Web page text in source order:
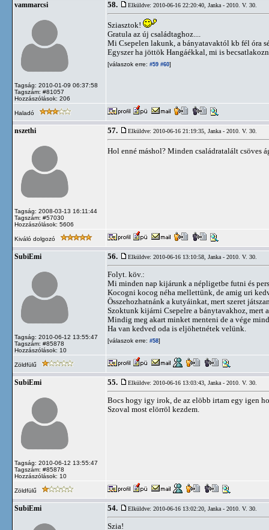
vammarcsi
Tagság: 2010-01-09 06:37:58
Tagszám: #81057
Hozzászólások: 206
58. Elküldve: 2010-06-16 22:20:40, Janka - 2010. V. 30.
Sziasztok!
Gratula az új családtaghoz....
Mi Csepelen lakunk, a bányatavaktól kb fél óra
Egyszer ha jöttök Hangáékkal, mi is
[válaszok erre: #59 #60]
Haladó
nszethi
Tagság: 2008-03-13 16:11:44
Tagszám: #57030
Hozzászólások: 5606
57. Elküldve: 2010-06-16 21:19:35, Janka - 2010. V. 30.
Hol enné máshol? Minden családratalált csöves
Kiváló dolgozó
SubiEmi
Tagság: 2010-06-12 13:55:47
Tagszám: #85878
Hozzászólások: 10
56. Elküldve: 2010-06-16 13:10:58, Janka - 2010. V. 30.
Folyt. köv.:
Mi minden nap kijárunk a népligetbe futni és
Kocogni kocog néha mellettünk, de amig uri
Összehozhatnánk a kutyáinkat, mert szeret
Szoktunk kijárni Csepelre a bánytavakhoz, mert
Mindig meg akart minket menteni de a vége
Ha van kedved oda is eljöhetnétek velünk.
[válaszok erre: #58]
Zöldfülű
SubiEmi
Tagság: 2010-06-12 13:55:47
Tagszám: #85878
Hozzászólások: 10
55. Elküldve: 2010-06-16 13:03:43, Janka - 2010. V. 30.
Bocs hogy igy irok, de az elöbb irtam egy igen
Szoval most elörröl kezdem.
Zöldfülű
SubiEmi 54. Elküldve: 2010-06-16 13:02:20, Janka - 2010. V. 30.
Szia!